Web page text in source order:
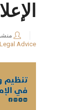
Legal Advice